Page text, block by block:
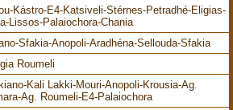
Kástro-E4-Katsiveli-Stérnes-Petradhé-Eligias-
Lissos-Palaiochora-Chania
Sfakia-Anopoli-Aradhéna-Sellouda-Sfakia
Roumeli
Kali Lakki-Mouri-Anopoli-Krousia-Ag.
Ag. Roumeli-E4-Palaiochora